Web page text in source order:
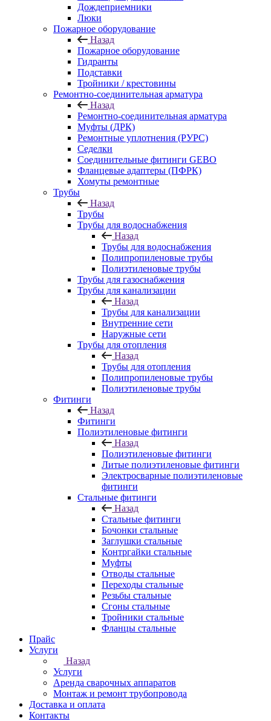
Дождеприемники
Люки
Пожарное оборудование
Назад
Пожарное оборудование
Гидранты
Подставки
Тройники / крестовины
Ремонтно-соединительная арматура
Назад
Ремонтно-соединительная арматура
Муфты (ДРК)
Ремонтные уплотнения (РУРС)
Седелки
Соединительные фитинги GEBO
Фланцевые адаптеры (ПФРК)
Хомуты ремонтные
Трубы
Назад
Трубы
Трубы для водоснабжения
Назад
Трубы для водоснабжения
Полипропиленовые трубы
Полиэтиленовые трубы
Трубы для газоснабжения
Трубы для канализации
Назад
Трубы для канализации
Внутренние сети
Наружные сети
Трубы для отопления
Назад
Трубы для отопления
Полипропиленовые трубы
Полиэтиленовые трубы
Фитинги
Назад
Фитинги
Полиэтиленовые фитинги
Назад
Полиэтиленовые фитинги
Литые полиэтиленовые фитинги
Электросварные полиэтиленовые
фитинги
Стальные фитинги
Назад
Стальные фитинги
Бочонки стальные
Заглушки стальные
Контргайки стальные
Муфты
Отводы стальные
Переходы стальные
Резьбы стальные
Сгоны стальные
Тройники стальные
Фланцы стальные
Прайс
Услуги
Назад
Услуги
Аренда сварочных аппаратов
Монтаж и ремонт трубопровода
Доставка и оплата
Контакты